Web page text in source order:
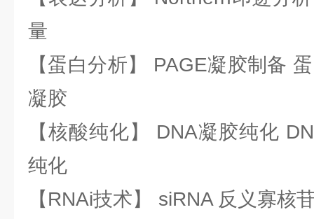
量
【蛋白分析】 PAGE凝胶制备
凝胶
【核酸纯化】 DNA凝胶纯化
纯化
【RNAi技术】 siRNA 反义寡核